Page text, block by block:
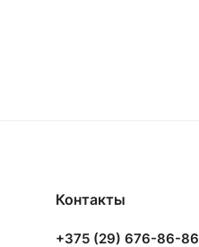
Контакты
+375 (29) 676-86-86